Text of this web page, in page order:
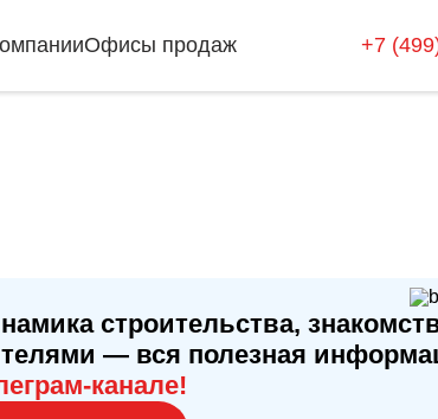
Офисы продаж +7
строительства,
— вся полезная
канале!